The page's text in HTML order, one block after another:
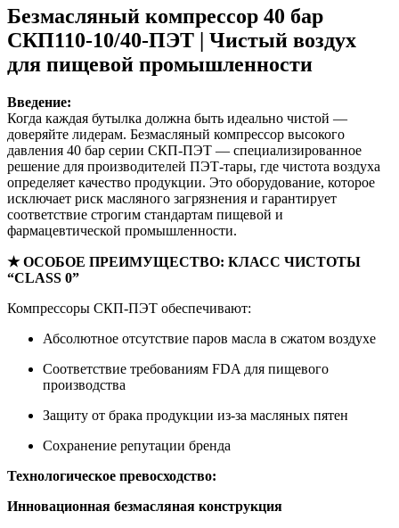
Безмасляный компрессор 40 бар
СКП110-10/40-ПЭТ | Чистый воздух
для пищевой промышленности
Введение:
Когда каждая бутылка должна быть идеально чистой —
доверяйте лидерам. Безмасляный компрессор высокого
давления 40 бар серии СКП-ПЭТ — специализированное
решение для производителей ПЭТ-тары, где чистота воздуха
определяет качество продукции. Это оборудование, которое
исключает риск масляного загрязнения и гарантирует
соответствие строгим стандартам пищевой и
фармацевтической промышленности.
★ ОСОБОЕ ПРЕИМУЩЕСТВО: КЛАСС ЧИСТОТЫ
“CLASS 0”
Компрессоры СКП-ПЭТ обеспечивают:
Абсолютное отсутствие паров масла в сжатом воздухе
Соответствие требованиям FDA для пищевого
производства
Защиту от брака продукции из-за масляных пятен
Сохранение репутации бренда
Технологическое превосходство:
Инновационная безмасляная конструкция